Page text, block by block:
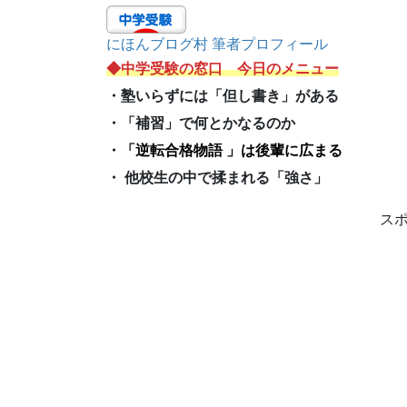
にほんブログ村 筆者プロフィール
◆中学受験の窓口 今日のメニュー
・塾いらずには「但し書き」がある
・「補習」で何とかなるのか
・
「逆転合格物語 」は後輩に広まる
・ 他校生の中で揉まれる「強さ」
ス